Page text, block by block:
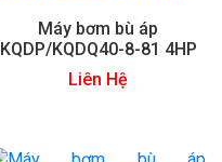
Máy bơm bù áp
KQDP/KQDQ40-8-81 4HP
Liên Hệ